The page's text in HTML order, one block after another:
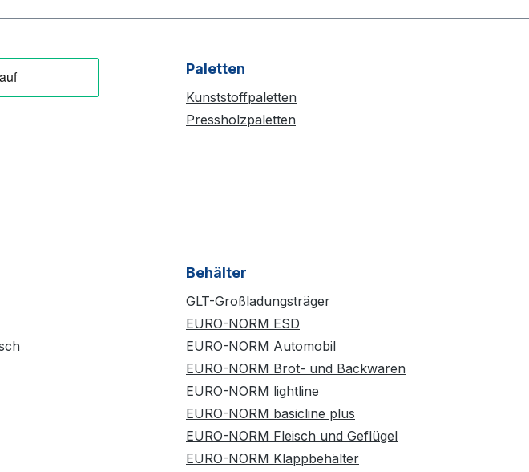
Paletten
Kunststoffpaletten
Pressholzpaletten
Behälter
GLT-Großladungsträger
EURO-NORM ESD
EURO-NORM Automobil
EURO-NORM Brot- und Backwaren
EURO-NORM lightline
EURO-NORM basicline plus
EURO-NORM Fleisch und Geflügel
EURO-NORM Klappbehälter